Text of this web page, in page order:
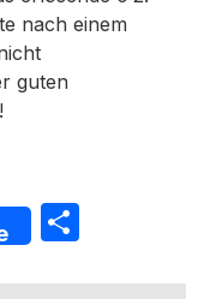
nach einem
guten
Teilen